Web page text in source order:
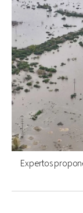
Expertos